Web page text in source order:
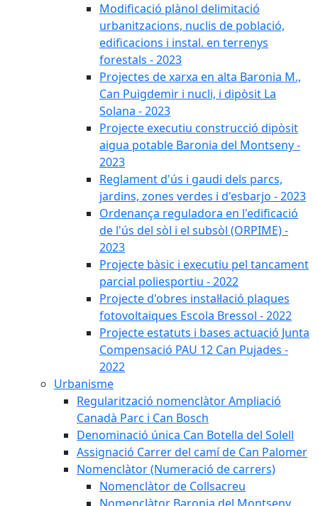
Modificació plànol delimitació
urbanitzacions, nuclis de població,
edificacions i instal. en terrenys
forestals - 2023
Projectes de xarxa en alta Baronia M.,
Can Puigdemir i nucli, i dipòsit La
Solana - 2023
Projecte executiu construcció dipòsit
aigua potable Baronia del Montseny -
2023
Reglament d'ús i gaudi dels parcs,
jardins, zones verdes i d'esbarjo - 2023
Ordenança reguladora en l'edificació
de l'ús del sòl i el subsòl (ORPIME) -
2023
Projecte bàsic i executiu pel tancament
parcial poliesportiu - 2022
Projecte d'obres instal·lació plaques
fotovoltaiques Escola Bressol - 2022
Projecte estatuts i bases actuació Junta
Compensació PAU 12 Can Pujades -
2022
Urbanisme
Regularització nomenclàtor Ampliació
Canadà Parc i Can Bosch
Denominació única Can Botella del Solell
Assignació Carrer del camí de Can Palomer
Nomenclàtor (Numeració de carrers)
Nomenclàtor de Collsacreu